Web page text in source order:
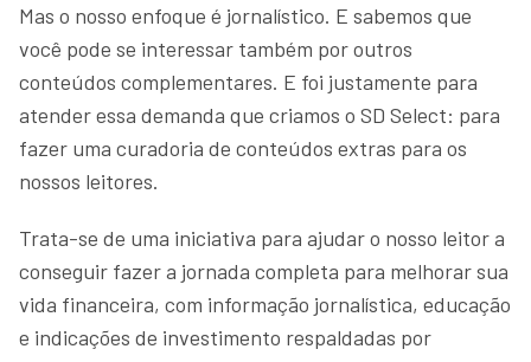
Mas o nosso enfoque é jornalístico. E sabemos que
você pode se interessar também por outros
conteúdos complementares. E foi justamente para
atender essa demanda que criamos o SD Select: para
fazer uma curadoria de conteúdos extras para os
nossos leitores.
Trata-se de uma iniciativa para ajudar o nosso leitor a
conseguir fazer a jornada completa para melhorar sua
vida financeira, com informação jornalística, educação
e indicações de investimento respaldadas por